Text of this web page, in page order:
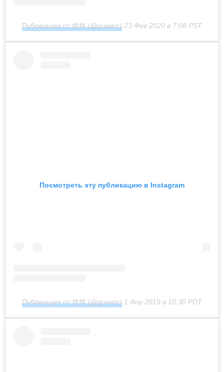
Публикация от 炜炜 (@guweiz) 23 Фев 2020 в 7:08 PST
Посмотреть эту публикацию в Instagram
Публикация от 炜炜 (@guweiz) 1 Апр 2019 в 10:30 PDT